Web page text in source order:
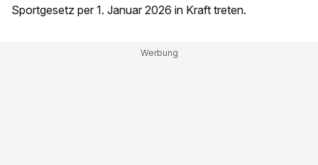
Sportgesetz per 1. Januar 2026 in Kraft treten.